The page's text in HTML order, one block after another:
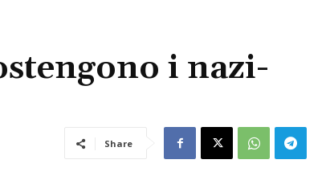
i nazi-
Share